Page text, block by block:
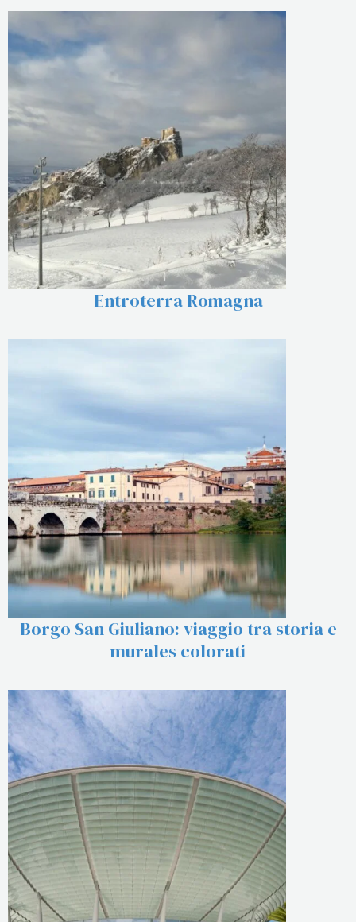
Entroterra Romagna
Borgo San Giuliano: viaggio tra storia e
murales colorati